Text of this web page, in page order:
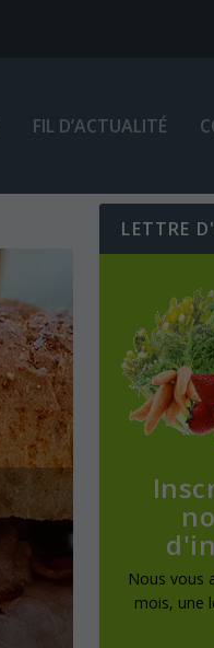
FIL D’ACTUALITÉ
LETTRE
Nous vous
mois, une